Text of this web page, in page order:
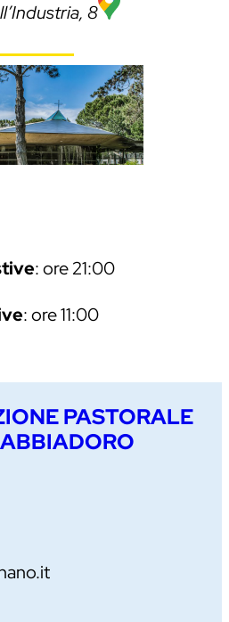
8
: ore 21:00
: ore 11:00
PASTORALE